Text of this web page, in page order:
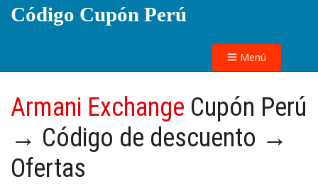
Código Cupón Perú
Menú
Armani Exchange Cupón Perú
→ Código de descuento →
Ofertas